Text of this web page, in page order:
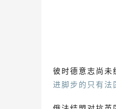
彼时德意志尚未
进脚步的只有法